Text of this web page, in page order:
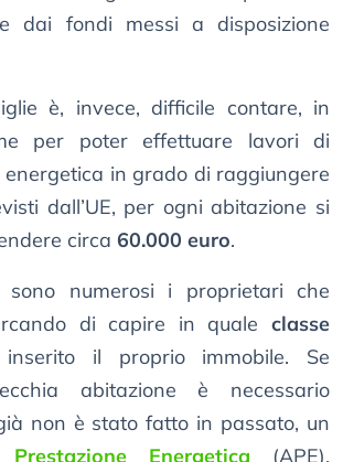
dai fondi messi a disposizione
è, invece, difficile contare, in
per poter effettuare lavori di
energetica in grado di raggiungere
dall’UE, per ogni abitazione si
circa 60.000 euro.
sono numerosi i proprietari che
di capire in quale classe
il proprio immobile. Se
abitazione è necessario
non è stato fatto in passato, un
Energetica (APE),